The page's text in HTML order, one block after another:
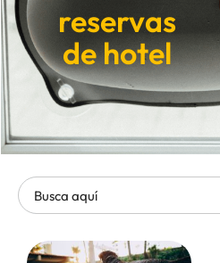
reservas
de hotel